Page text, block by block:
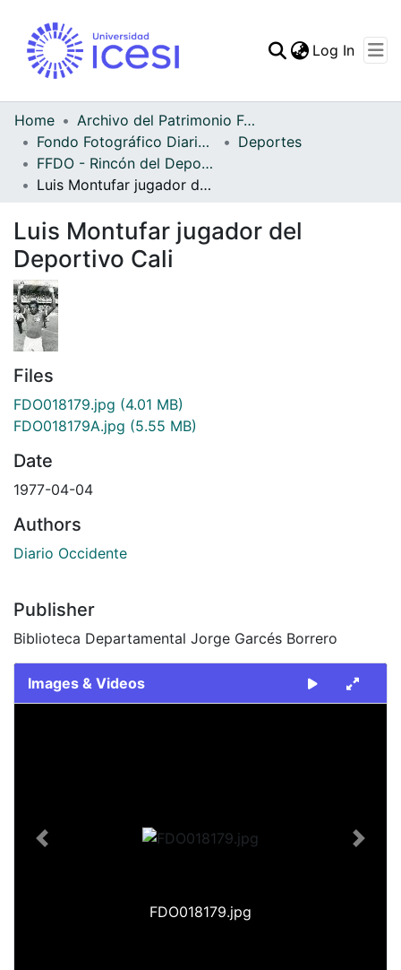
Statistics
Log In
Home
Archivo del Patrimonio Fotográfico y Fílmico del Valle del Cauca
Fondo Fotográfico Diario Occidente
Deportes
FFDO - Rincón del Deportivo Cali - Patrimonial
Luis Montufar jugador del Deportivo Cali
Luis Montufar jugador del
Deportivo Cali
Files
FDO018179.jpg (4.01 MB)
FDO018179A.jpg (5.55 MB)
Date
1977-04-04
Authors
Diario Occidente
Publisher
Biblioteca Departamental Jorge Garcés Borrero
Images & Videos
FDO018179.jpg
Previous Next